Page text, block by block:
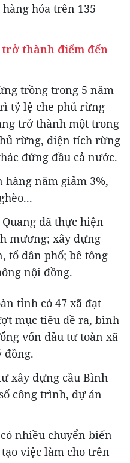
hóa trên 135
thành điểm đến
trồng trong 5 năm
tỷ lệ che phủ rừng
trở thành một trong
rừng, diện tích rừng
đứng đầu cả nước.
hàng năm giảm 3%,
đã thực hiện
mương; xây dựng
tổ dân phố; bê tông
nội đồng.
tỉnh có 47 xã đạt
mục tiêu đề ra, bình
vốn đầu tư toàn xã
đồng.
xây dựng cầu Bình
công trình, dự án
nhiều chuyển biến
việc làm cho trên